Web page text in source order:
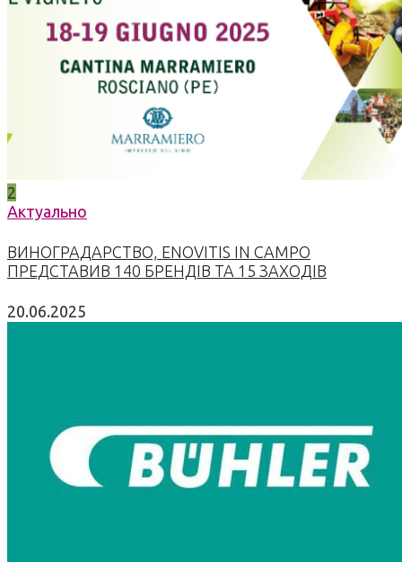
2
Актуально
ВИНОГРАДАРСТВО, ENOVITIS IN CAMPO
ПРЕДСТАВИВ 140 БРЕНДІВ ТА 15 ЗАХОДІВ
20.06.2025